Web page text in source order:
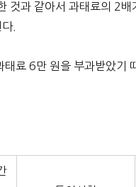
것과 같아서 과태료의 2배
.
태료 6만 원을 부과받았기